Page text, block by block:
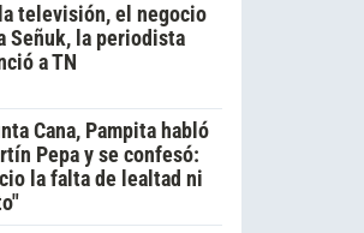
televisión, el negocio
Señuk, la periodista
a TN
Cana, Pampita habló
Pepa y se confesó:
la falta de lealtad ni